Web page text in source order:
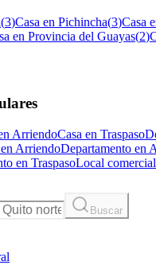
(3)Casa en Pichincha(3)Casa
en Provincia del Guayas(2)
ArriendoCasa en Traspaso
ArriendoDepartamento en
en TraspasoLocal
Buscar